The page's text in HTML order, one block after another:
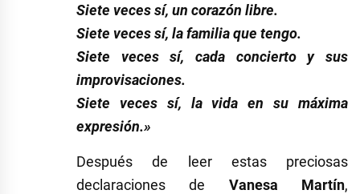
Siete veces sí, un corazón libre.
Siete veces sí, la familia que tengo.
Siete veces sí, cada concierto y sus
improvisaciones.
Siete veces sí, la vida en su máxima
expresión.»
Después de leer estas preciosas
declaraciones de Vanesa Martín,